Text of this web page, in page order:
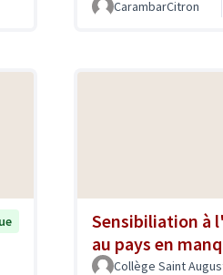
CarambarCitron
Sensibiliation à
au pays en
Collège Saint